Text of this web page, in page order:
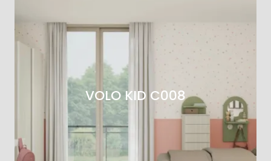
VOLO KID C008